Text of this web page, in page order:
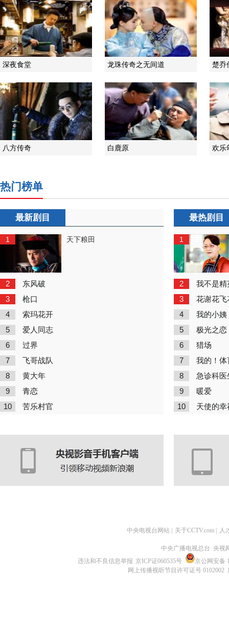
深夜食堂 龙珠传奇之无间道 楚乔
八方传奇 白鹿原 欢乐
热门榜单
最新剧目
1 天下粮田
2 东风破
3 枪口
4 索玛花开
5 爱人同志
6 过界
7 飞哥战队
8 黄大年
9 青恋
10 苦乐村官
最热剧目
1
2 我不是精
3 花谢花飞
4 我的小姨
5 极光之恋
6 猎场
7 我的！体
8 急诊科医
9 暖爱
10 天使的幸
中央电视台网站 关于CCTV.com 人
中央广播电视总台 央视
违法和不良信息举报 京ICP证060535号
京公网安备
网上传播视听节目许可证号 0102002